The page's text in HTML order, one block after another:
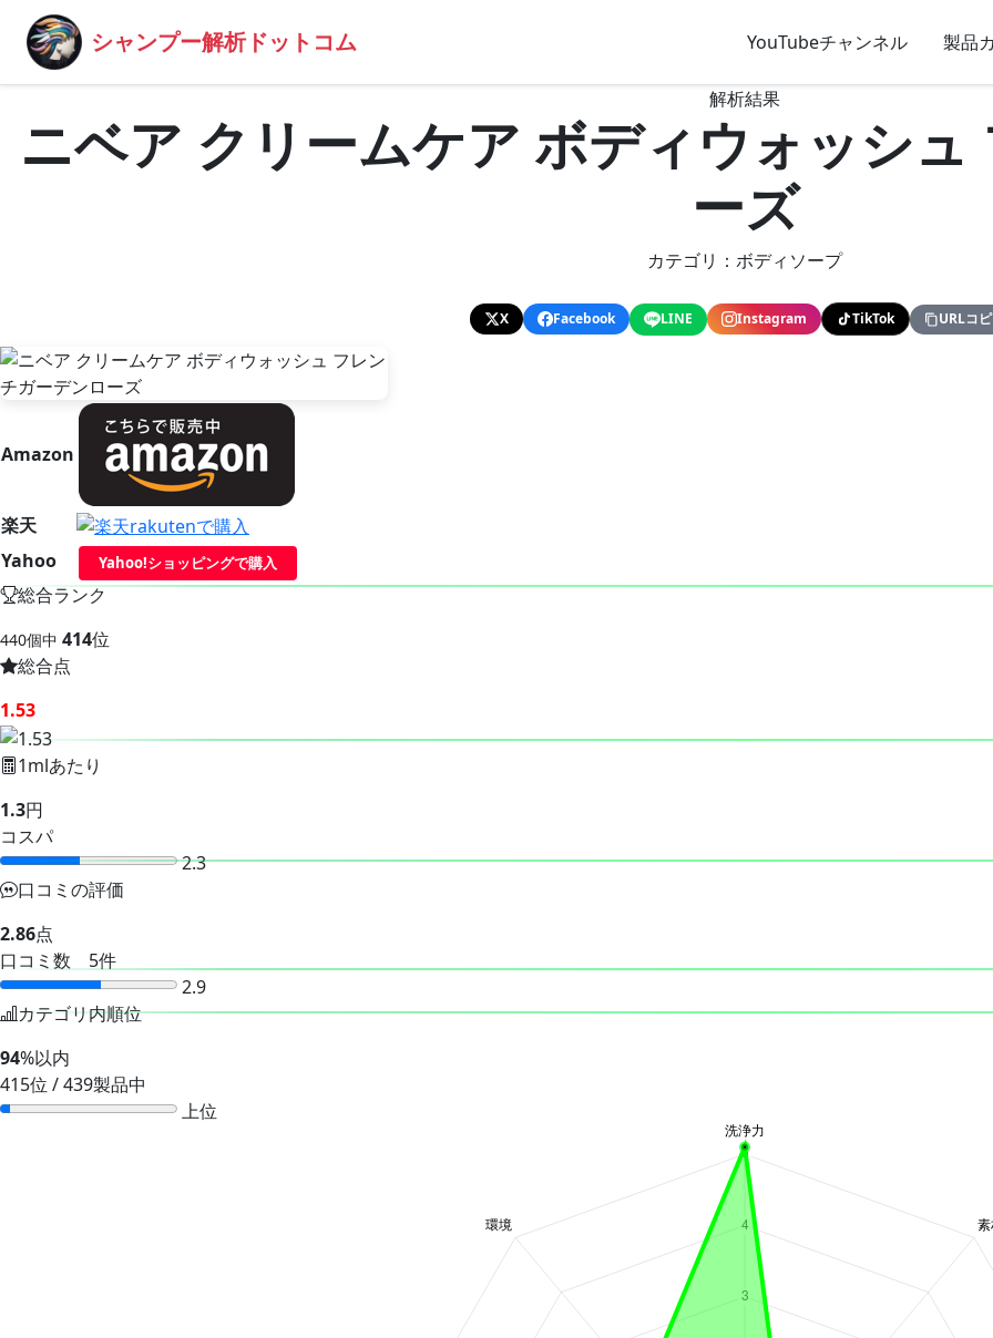
シャンプー解析ドットコム YouTubeチャンネル 製品
解析結果
ニベア クリームケア ボディウォッシ
ーズ
カテゴリ：ボディソープ
X Facebook LINE Instagram TikTok URLコ
Amazon
楽天
Yahoo
Yahoo!ショッピングで購入
総合ランク
440個中 414位
総合点
1.53
1mlあたり
1.3円
コスパ
2.3
口コミの評価
2.86点
口コミ数 5件
2.9
カテゴリ内順位
94%以内
415位 / 439製品中
上位